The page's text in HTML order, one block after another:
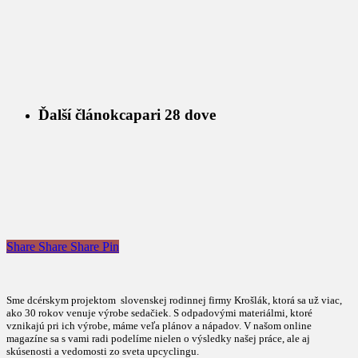
Ďalší článokcapari 28 dove
Share Share Share Pin
Sme dcérskym projektom slovenskej rodinnej firmy Krošlák, ktorá sa už viac,
ako 30 rokov venuje výrobe sedačiek. S odpadovými materiálmi, ktoré
vznikajú pri ich výrobe, máme veľa plánov a nápadov. V našom online
magazíne sa s vami radi podelíme nielen o výsledky našej práce, ale aj
skúsenosti a vedomosti zo sveta upcyclingu.